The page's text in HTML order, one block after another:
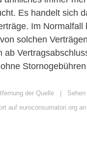
Es handelt sich
Im Normalfall
solchen
ab
der Quelle |
auf euroconsumatori.org an